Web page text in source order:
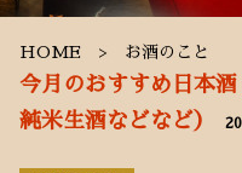
HOME お酒のこと
今月のおすすめ日本酒
純米生酒などなど）